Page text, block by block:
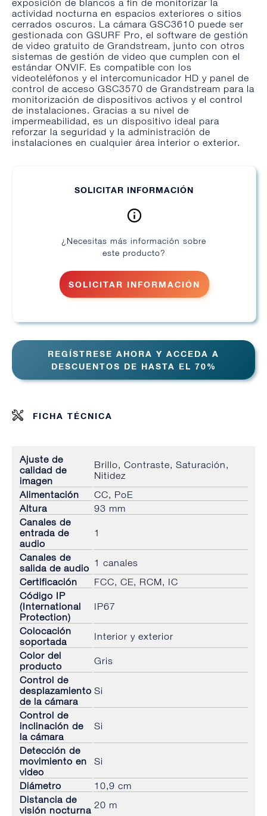
actividad nocturna en espacios exteriores o sitios
cerrados oscuros. La cámara GSC3610 puede ser
gestionada con GSURF Pro, el software de gestión
de video gratuito de Grandstream, junto con otros
sistemas de gestión de video que cumplen con el
estándar ONVIF. Es compatible con los
videoteléfonos y el intercomunicador HD y panel de
control de acceso GSC3570 de Grandstream para la
monitorización de dispositivos activos y el control
de instalaciones. Gracias a su nivel de
impermeabilidad, es un dispositivo ideal para
reforzar la seguridad y la administración de
instalaciones en cualquier área interior o exterior.
SOLICITAR INFORMACIÓN
¿Necesitas más información sobre
este producto?
SOLICITAR INFORMACIÓN
REGÍSTRESE AHORA Y ACCEDA A
DESCUENTOS DE HASTA EL 70%
FICHA TÉCNICA
Ajuste de
calidad de
imagen
Brillo, Contraste, Saturación,
Nitidez
Alimentación
CC, PoE
Altura
93 mm
Canales de
entrada de
audio
1
Canales de
salida de audio 1 canales
Certificación
FCC, CE, RCM, IC
Código IP
(International
Protection)
IP67
Colocación
soportada
Interior y exterior
Color del
producto
Gris
Control de
desplazamiento
de la cámara
Si
Control de
inclinación de
la cámara
Si
Detección de
movimiento en
video
Si
Diámetro
10,9 cm
Distancia de
visión nocturna 20 m